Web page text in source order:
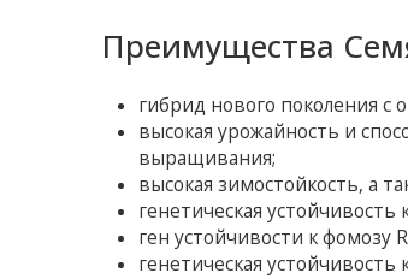
Преимущества
гибрид нового поколения с
высокая урожайность и
выращивания;
высокая зимостойкость, а
генетическая устойчивость
ген устойчивости к фомозу
генетическая